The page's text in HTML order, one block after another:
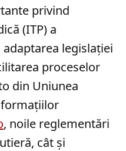
privind
(ITP) a
legislației
proceselor
din Uniunea
, noile reglementări
cât și